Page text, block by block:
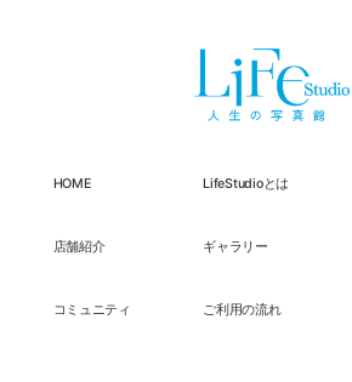
HOME LifeStudioとは
店舗紹介 ギャラリー
コミュニティ ご利用の流れ